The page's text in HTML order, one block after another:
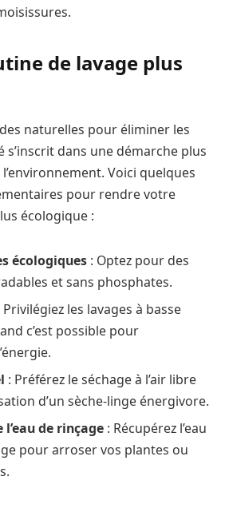
de lavage plus
naturelles pour éliminer les
dans une démarche plus
Voici quelques
pour rendre votre
écologique :
écologiques : Optez pour des
et sans phosphates.
Privilégiez les lavages à basse
c’est possible pour
: Préférez le séchage à l’air libre
d’un sèche-linge énergivore.
de rinçage : Récupérez l’eau
pour arroser vos plantes ou